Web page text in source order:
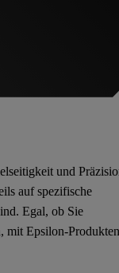
und
auf spezifische
Egal, ob Sie
mit Epsilon-